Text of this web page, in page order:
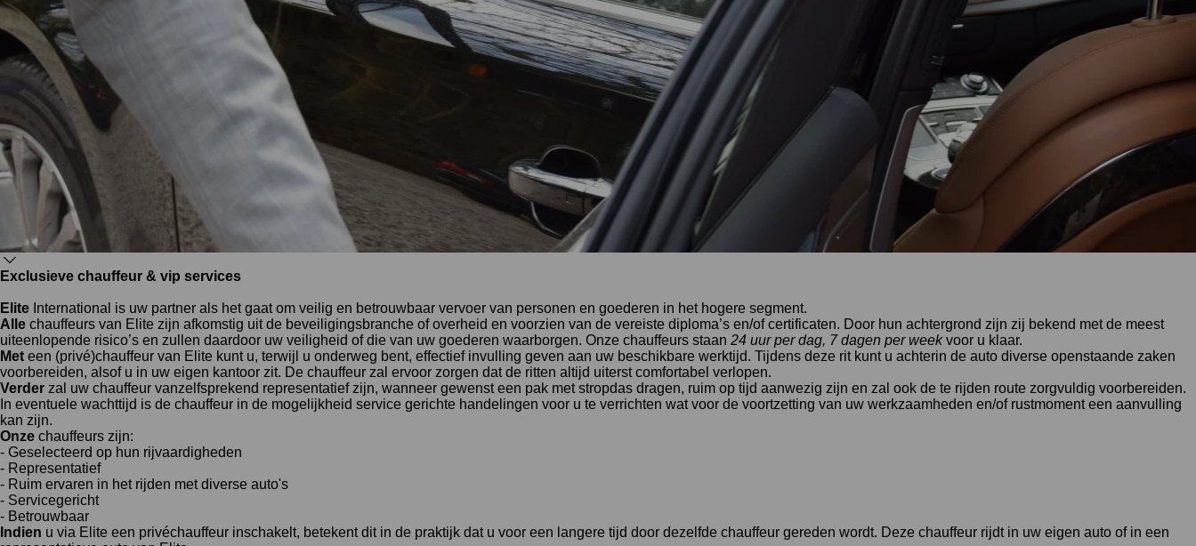
Exclusieve chauffeur & vip services
Elite International is uw partner als het gaat om veilig en betrouwbaar vervoer van personen en goederen in het hogere segment.
Alle chauffeurs van Elite zijn afkomstig uit de beveiligingsbranche of overheid en voorzien van de vereiste diploma’s en/of certificaten. Door hun achtergrond zijn zij bekend met de meest
uiteenlopende risico’s en zullen daardoor uw veiligheid of die van uw goederen waarborgen. Onze chauffeurs staan 24 uur per dag, 7 dagen per weekvoor u klaar.
Met een (privé)chauffeur van Elite kunt u, terwijl u onderweg bent, effectief invulling geven aan uw beschikbare werktijd. Tijdens deze rit kunt u achterin de auto diverse openstaande zaken
voorbereiden, alsof u in uw eigen kantoor zit. De chauffeur zal ervoor zorgen dat de ritten altijd uiterst comfortabel verlopen.
Verder zal uw chauffeur vanzelfsprekend representatief zijn, wanneer gewenst een pak met stropdas dragen, ruim op tijd aanwezig zijn en zal ook de te rijden route zorgvuldig voorbereiden.
In eventuele wachttijd is de chauffeur in de mogelijkheid service gerichte handelingen voor u te verrichten wat voor de voortzetting van uw werkzaamheden en/of rustmoment een aanvulling
kan zijn.
Onze chauffeurs zijn:
- Geselecteerd op hun rijvaardigheden
- Representatief
- Ruim ervaren in het rijden met diverse auto's
- Servicegericht
- Betrouwbaar
Indien u via Elite een privéchauffeur inschakelt, betekent dit in de praktijk dat u voor een langere tijd door dezelfde chauffeur gereden wordt. Deze chauffeur rijdt in uw eigen auto of in een